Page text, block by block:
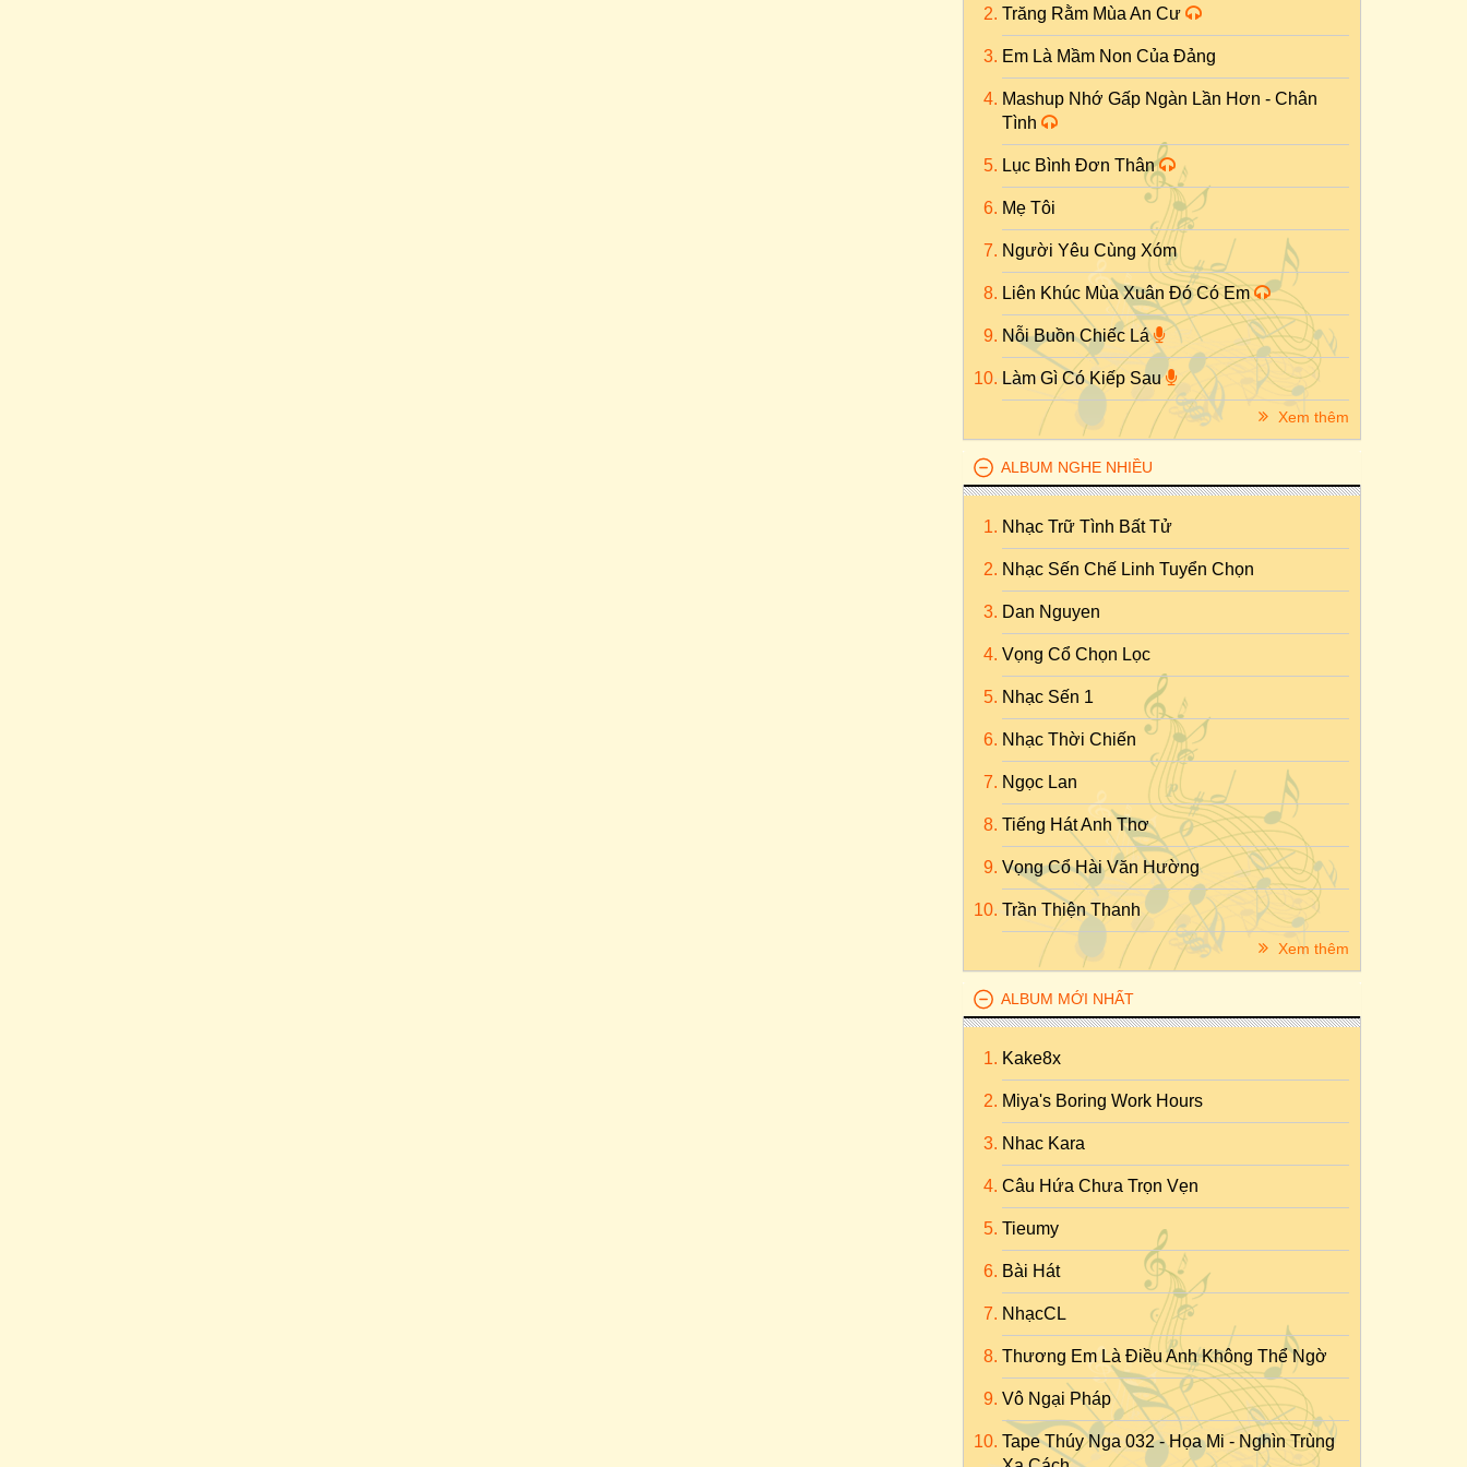
Trăng Rằm Mùa An Cư
Em Là Mầm Non Của Đảng
Mashup Nhớ Gấp Ngàn Lần Hơn - Chân
Tình
Lục Bình Đơn Thân
Mẹ Tôi
Người Yêu Cùng Xóm
Liên Khúc Mùa Xuân Đó Có Em
Nỗi Buồn Chiếc Lá
Làm Gì Có Kiếp Sau
Xem thêm
ALBUM NGHE NHIỀU
Nhạc Trữ Tình Bất Tử
Nhạc Sến Chế Linh Tuyển Chọn
Dan Nguyen
Vọng Cổ Chọn Lọc
Nhạc Sến 1
Nhạc Thời Chiến
Ngọc Lan
Tiếng Hát Anh Thơ
Vọng Cổ Hài Văn Hường
Trần Thiện Thanh
Xem thêm
ALBUM MỚI NHẤT
Kake8x
Miya's Boring Work Hours
Nhac Kara
Câu Hứa Chưa Trọn Vẹn
Tieumy
Bài Hát
NhạcCL
Thương Em Là Điều Anh Không Thể Ngờ
Vô Ngại Pháp
Tape Thúy Nga 032 - Họa Mi - Nghìn Trùng